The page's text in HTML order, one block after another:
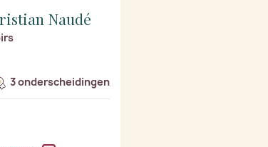
Naudé
3 onderscheidingen